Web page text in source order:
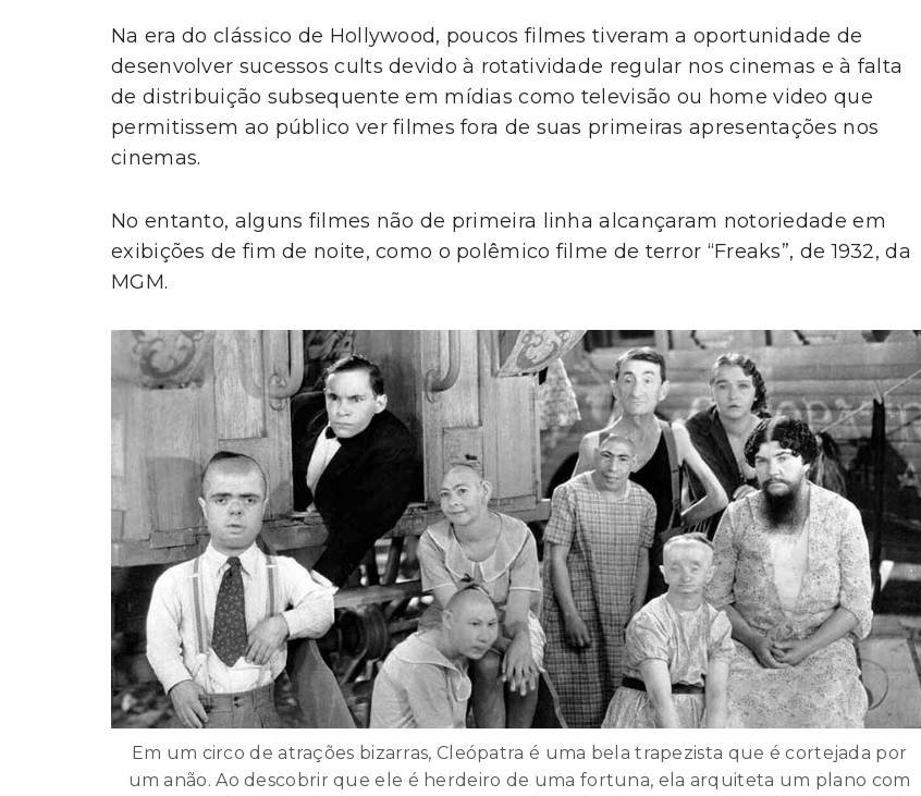
Na era do clássico de Hollywood, poucos filmes tiveram a oportunidade de
desenvolver sucessos cults devido à rotatividade regular nos cinemas e à falta
de distribuição subsequente em mídias como televisão ou home video que
permitissem ao público ver filmes fora de suas primeiras apresentações nos
cinemas.
No entanto, alguns filmes não de primeira linha alcançaram notoriedade em
exibições de fim de noite, como o polêmico filme de terror “Freaks”, de 1932, da
MGM.
Em um circo de atrações bizarras, Cleópatra é uma bela trapezista que é cortejada por
um anão. Ao descobrir que ele é herdeiro de uma fortuna, ela arquiteta um plano com